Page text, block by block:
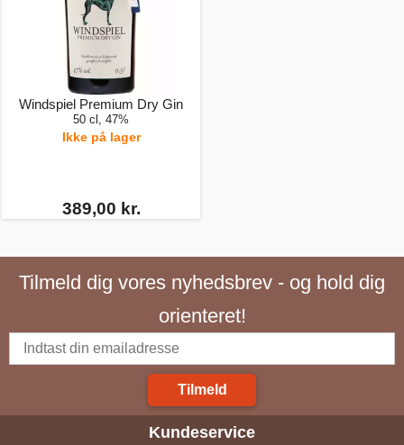
Windspiel Premium Dry Gin
50 cl, 47%
Ikke på lager
389,00 kr.
Tilmeld dig vores nyhedsbrev - og hold dig
orienteret!
Tilmeld
Kundeservice